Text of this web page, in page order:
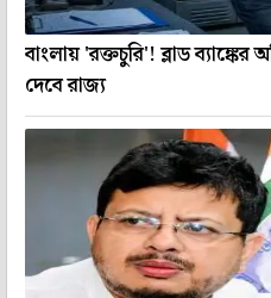
বাংলায় 'রক্তচুরি'! ব্লাড
দেবে রাজ্য